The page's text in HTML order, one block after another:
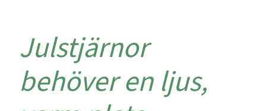
Julstjärnor
behöver en ljus,